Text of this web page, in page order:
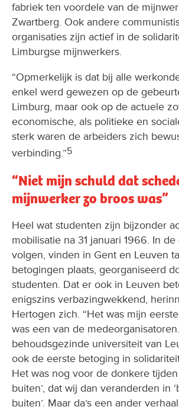
fabriek ten voordele van de
Zwartberg. Ook andere
organisaties zijn actief in de
Limburgse mijnwerkers.
“Opmerkelijk is dat bij alle
enkel werd gewezen op de
Limburg, maar ook op de actuele
economische, als politieke en
sterk waren de arbeiders zich
verbinding.”5
“Niet mijn schuld dat
mijnwerker zo broos was”
Heel wat studenten zijn bijzonder
mobilisatie na 31 januari 1966. In
volgen, vinden in Gent en Leuven
betogingen plaats, georganiseerd
studenten. Dat er ook in Leuven
enigszins verbazingwekkend,
Hertogen zich. “Het was mijn
was een van de
behoudsgezinde universiteit van
ook de eerste betoging in
Het was nog voor de donkere tijden
buiten’, dat wij dan veranderden in
buiten’. Maar da’s een ander